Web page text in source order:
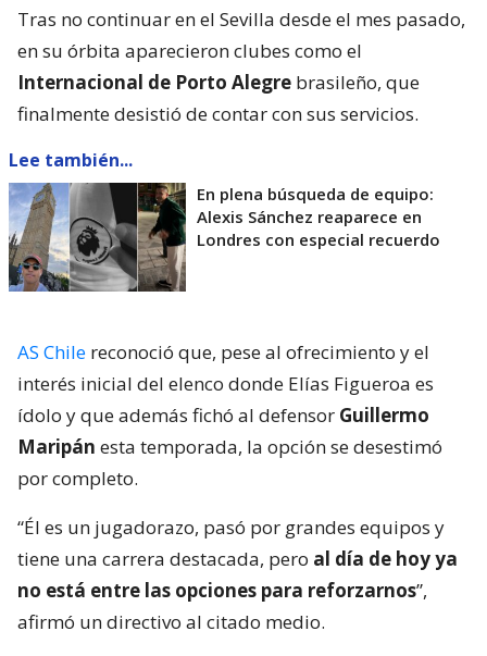
Tras no continuar en el Sevilla desde el mes pasado,
en su órbita aparecieron clubes como el
Internacional de Porto Alegre brasileño, que
finalmente desistió de contar con sus servicios.
Lee también...
En plena búsqueda de equipo:
Alexis Sánchez reaparece en
Londres con especial recuerdo
AS Chile reconoció que, pese al ofrecimiento y el
interés inicial del elenco donde Elías Figueroa es
ídolo y que además fichó al defensor Guillermo
Maripán esta temporada, la opción se desestimó
por completo.
“Él es un jugadorazo, pasó por grandes equipos y
tiene una carrera destacada, pero al día de hoy ya
no está entre las opciones para reforzarnos”,
afirmó un directivo al citado medio.